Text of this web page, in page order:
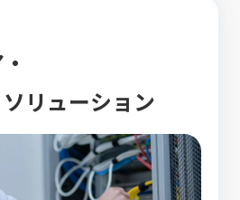
リューション